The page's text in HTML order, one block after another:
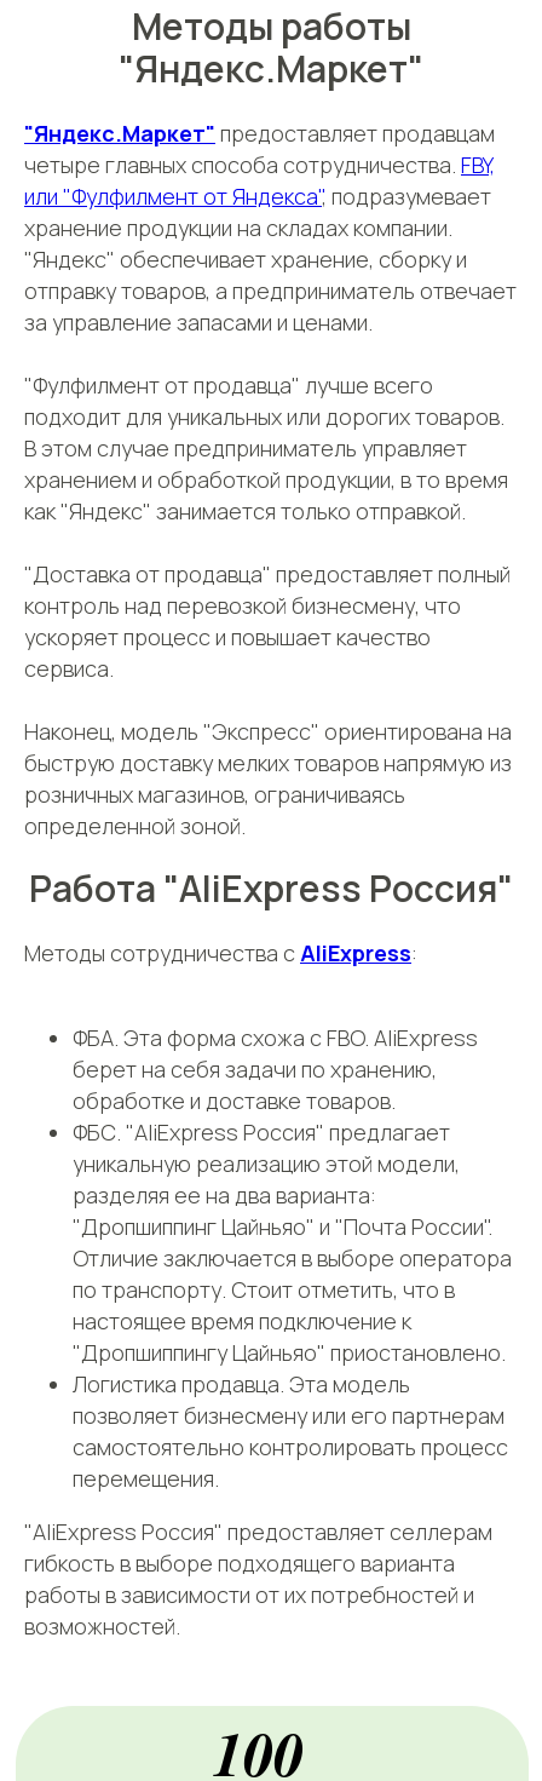
Методы работы
"Яндекс.Маркет"
"Яндекс.Маркет" предоставляет продавцам
четыре главных способа сотрудничества. FBY,
или "Фулфилмент от Яндекса", подразумевает
хранение продукции на складах компании.
"Яндекс" обеспечивает хранение, сборку и
отправку товаров, а предприниматель отвечает
за управление запасами и ценами.
"Фулфилмент от продавца" лучше всего
подходит для уникальных или дорогих товаров.
В этом случае предприниматель управляет
хранением и обработкой продукции, в то время
как "Яндекс" занимается только отправкой.
"Доставка от продавца" предоставляет полный
контроль над перевозкой бизнесмену, что
ускоряет процесс и повышает качество
сервиса.
Наконец, модель "Экспресс" ориентирована на
быструю доставку мелких товаров напрямую из
розничных магазинов, ограничиваясь
определенной зоной.
Работа "AliExpress Россия"
Методы сотрудничества с AliExpress:
ФБА. Эта форма схожа с FBO. AliExpress
берет на себя задачи по хранению,
обработке и доставке товаров.
ФБС. "AliExpress Россия" предлагает
уникальную реализацию этой модели,
разделяя ее на два варианта:
"Дропшиппинг Цайньяо" и "Почта России".
Отличие заключается в выборе оператора
по транспорту. Стоит отметить, что в
настоящее время подключение к
"Дропшиппингу Цайньяо" приостановлено.
Логистика продавца. Эта модель
позволяет бизнесмену или его партнерам
самостоятельно контролировать процесс
перемещения.
"AliExpress Россия" предоставляет селлерам
гибкость в выборе подходящего варианта
работы в зависимости от их потребностей и
возможностей.
Подпишитесь на рассылку и получите подборку
производителей и оптовых поставщиков, у которых
можно найти товар для перепродажи на
ПОЛУЧИТЬ СПИСОК
Нажимая кнопку, вы даетесогласие на обработку
Подробнее можно
прочитать в Политике